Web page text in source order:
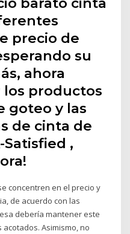
precio de
su
ahora
productos
goteo y las
de cinta de
,
concentren en el precio y
de acuerdo con las
debería mantener este
Asimismo, no